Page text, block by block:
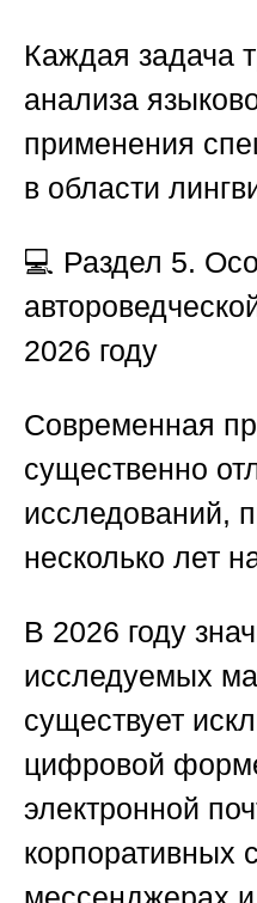
Каждая задача
анализа
применения
в области
💻 Раздел 5.
2026 году
Современная
существенно
исследований,
несколько лет
В 2026 году
исследуемых
существует
цифровой
электронной
корпоративных